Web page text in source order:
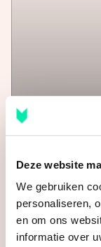
Deze website
We gebruiken
personaliseren,
en om ons
informatie over